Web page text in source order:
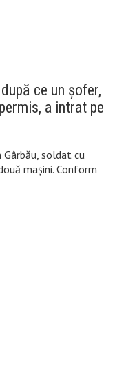
ce un șofer,
a intrat pe
soldat cu
mașini. Conform